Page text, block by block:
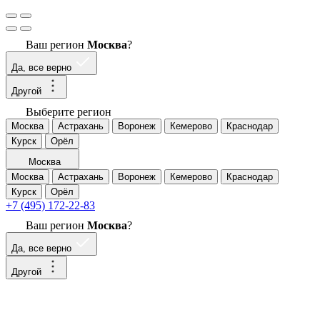
Ваш регион Москва?
Да, все верно
Другой
Выберите регион
Москва Астрахань Воронеж Кемерово
Краснодар
Курск
Орёл
Москва
Москва
Астрахань Воронеж Кемерово
Краснодар
Курск
Орёл
+7 (495) 172-22-83
Ваш регион Москва?
Да, все верно
Другой